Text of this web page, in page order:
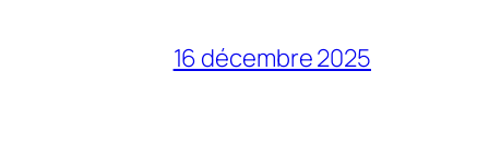
16 décembre 2025